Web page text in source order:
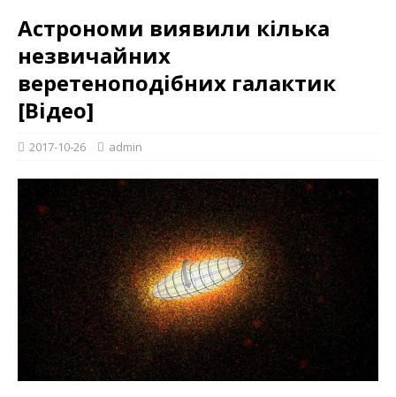
Астрономи виявили кілька
незвичайних
веретеноподібних галактик
[Відео]
2017-10-26 admin